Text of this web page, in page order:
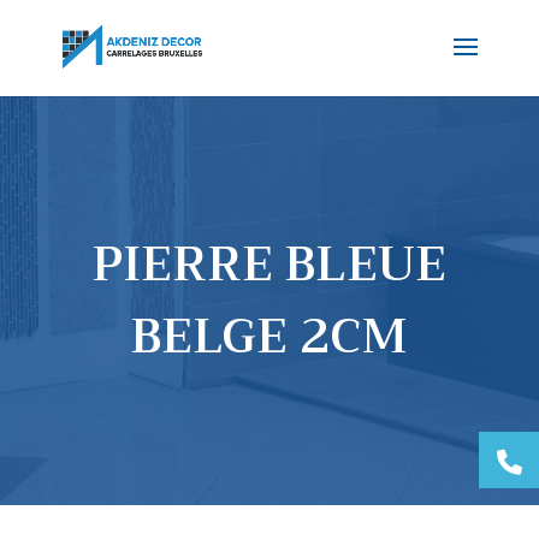
PIERRE BLEUE
BELGE 2CM